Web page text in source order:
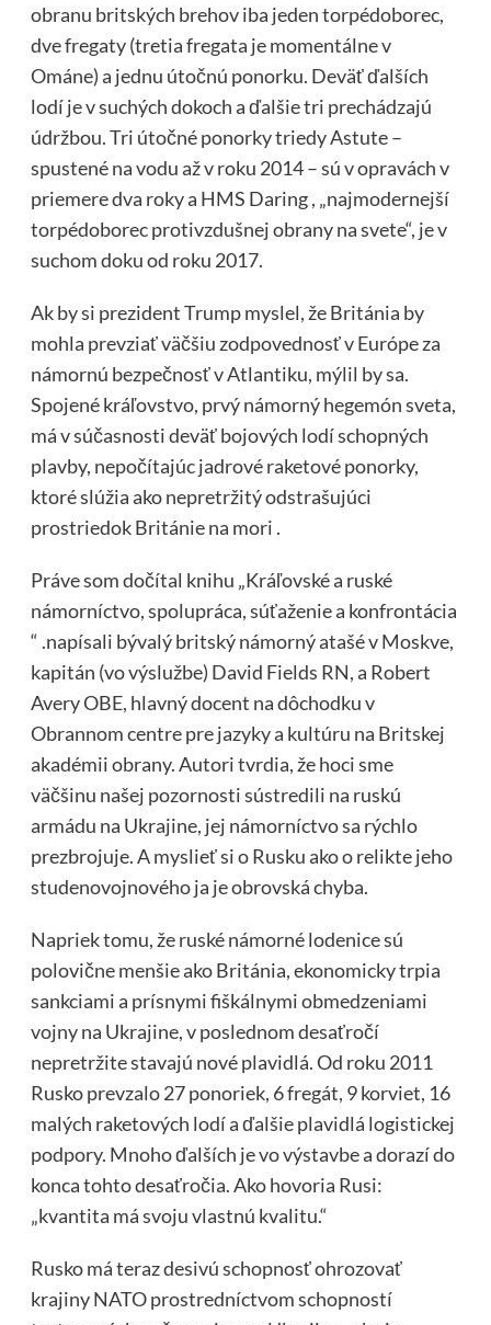
obranu britských brehov iba jeden torpédoborec,
dve fregaty (tretia fregata je momentálne v
Ománe) a jednu útočnú ponorku. Deväť ďalších
lodí je v suchých dokoch a ďalšie tri prechádzajú
údržbou. Tri útočné ponorky triedy Astute –
spustené na vodu až v roku 2014 – sú v opravách v
priemere dva roky a HMS Daring , „najmodernejší
torpédoborec protivzdušnej obrany na svete“, je v
suchom doku od roku 2017.
Ak by si prezident Trump myslel, že Británia by
mohla prevziať väčšiu zodpovednosť v Európe za
námornú bezpečnosť v Atlantiku, mýlil by sa.
Spojené kráľovstvo, prvý námorný hegemón sveta,
má v súčasnosti deväť bojových lodí schopných
plavby, nepočítajúc jadrové raketové ponorky,
ktoré slúžia ako nepretržitý odstrašujúci
prostriedok Británie na mori .
Práve som dočítal knihu „Kráľovské a ruské
námorníctvo, spolupráca, súťaženie a konfrontácia
“ .napísali bývalý britský námorný atašé v Moskve,
kapitán (vo výslužbe) David Fields RN, a Robert
Avery OBE, hlavný docent na dôchodku v
Obrannom centre pre jazyky a kultúru na Britskej
akadémii obrany. Autori tvrdia, že hoci sme
väčšinu našej pozornosti sústredili na ruskú
armádu na Ukrajine, jej námorníctvo sa rýchlo
prezbrojuje. A myslieť si o Rusku ako o relikte jeho
studenovojnového ja je obrovská chyba.
Napriek tomu, že ruské námorné lodenice sú
polovične menšie ako Británia, ekonomicky trpia
sankciami a prísnymi fiškálnymi obmedzeniami
vojny na Ukrajine, v poslednom desaťročí
nepretržite stavajú nové plavidlá. Od roku 2011
Rusko prevzalo 27 ponoriek, 6 fregát, 9 korviet, 16
malých raketových lodí a ďalšie plavidlá logistickej
podpory. Mnoho ďalších je vo výstavbe a dorazí do
konca tohto desaťročia. Ako hovoria Rusi:
„kvantita má svoju vlastnú kvalitu.“
Rusko má teraz desivú schopnosť ohrozovať
krajiny NATO prostredníctvom schopností